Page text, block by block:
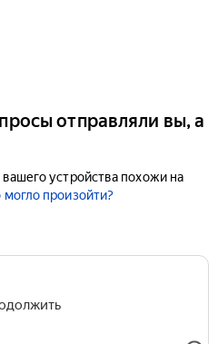
отправляли вы, а
устройства похожи на
произойти?